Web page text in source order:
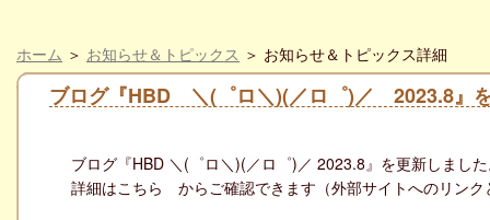
ホーム ＞ お知らせ＆トピックス ＞ お知らせ＆トピックス詳細
ブログ『HBD ＼(゜ロ＼)(／ロ゜)／ 2023.8』
ブログ『HBD ＼(゜ロ＼)(／ロ゜)／ 2023.8』を更新しまし
詳細はこちら からご確認できます（外部サイトへのリンク